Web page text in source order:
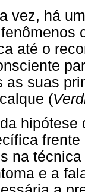
vez, há
até o
as suas
(
na
e a